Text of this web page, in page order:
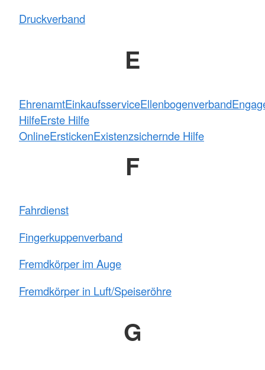
Druckverband
E
EhrenamtEinkaufsserviceEllenbogenverband
HilfeErste Hilfe
OnlineErstickenExistenzsichernde Hilfe
F
Fahrdienst
Fingerkuppenverband
Fremdkörper im Auge
Fremdkörper in Luft/Speiseröhre
G